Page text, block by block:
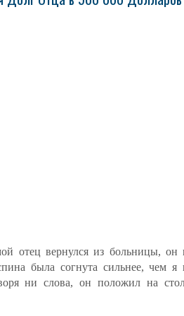
отец вернулся из больницы, он
была согнута сильнее, чем
ни слова, он положил на